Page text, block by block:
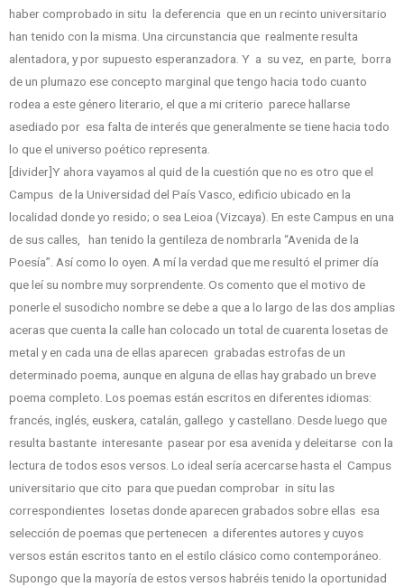
haber comprobado in situ la deferencia que en un recinto universitario
han tenido con la misma. Una circunstancia que realmente resulta
alentadora, y por supuesto esperanzadora. Y a su vez, en parte, borra
de un plumazo ese concepto marginal que tengo hacia todo cuanto
rodea a este género literario, el que a mi criterio parece hallarse
asediado por esa falta de interés que generalmente se tiene hacia todo
lo que el universo poético representa.
[divider]Y ahora vayamos al quid de la cuestión que no es otro que el
Campus de la Universidad del País Vasco, edificio ubicado en la
localidad donde yo resido; o sea Leioa (Vizcaya). En este Campus en una
de sus calles, han tenido la gentileza de nombrarla “Avenida de la
Poesía”. Así como lo oyen. A mí la verdad que me resultó el primer día
que leí su nombre muy sorprendente. Os comento que el motivo de
ponerle el susodicho nombre se debe a que a lo largo de las dos amplias
aceras que cuenta la calle han colocado un total de cuarenta losetas de
metal y en cada una de ellas aparecen grabadas estrofas de un
determinado poema, aunque en alguna de ellas hay grabado un breve
poema completo. Los poemas están escritos en diferentes idiomas:
francés, inglés, euskera, catalán, gallego y castellano. Desde luego que
resulta bastante interesante pasear por esa avenida y deleitarse con la
lectura de todos esos versos. Lo ideal sería acercarse hasta el Campus
universitario que cito para que puedan comprobar in situ las
correspondientes losetas donde aparecen grabados sobre ellas esa
selección de poemas que pertenecen a diferentes autores y cuyos
versos están escritos tanto en el estilo clásico como contemporáneo.
Supongo que la mayoría de estos versos habréis tenido la oportunidad